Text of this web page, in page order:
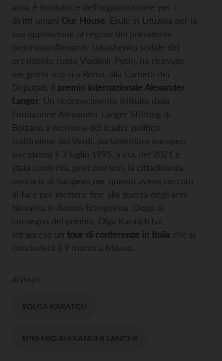
anni, è fondatrice dell’organizzazione per i
diritti umani Our House. Esule in Lituania per la
sua opposizione al regime del presidente
bielorusso Alexandr Lukashenko sodale del
presidente russo Vladimir Putin, ha ricevuto
nei giorni scorsi a Roma, alla Camera dei
Deputati, il premio internazionale Alexander
Langer. Un riconoscimento istituito dalla
Fondazione Alexander Langer Stiftung di
Bolzano a memoria del leader politico
sudtirolese dei Verdi, parlamentare europeo,
suicidatosi il 3 luglio 1995, a cui, nel 2021 è
stata conferita, post mortem, la cittadinanza
onoraria di Sarajevo per quanto aveva cercato
di fare per mettere fine alla guerra degli anni
Novanta in Bosnia Erzegovina. Dopo la
consegna del premio, Olga Karatch ha
intrapreso un tour di conferenze in Italia che si
concluderà il 9 marzo a Milano.
di pa.pi.
#OLGA KARATCH
#PREMIO ALEXANDER LANGER